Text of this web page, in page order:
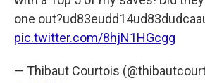
one
pic.twitter.com/8hjN1HGcgg
— Thibaut Courtois